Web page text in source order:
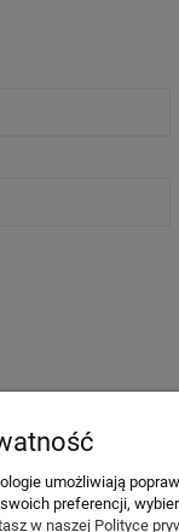
umożliwiają
preferencji,
w naszej Polityce